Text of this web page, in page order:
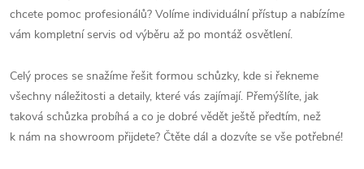
chcete pomoc profesionálů? Volíme individuální přístup a nabízíme
vám kompletní servis od výběru až po montáž osvětlení.
Celý proces se snažíme řešit formou schůzky, kde si řekneme
všechny náležitosti a detaily, které vás zajímají. Přemýšlíte, jak
taková schůzka probíhá a co je dobré vědět ještě předtím, než
k nám na showroom přijdete? Čtěte dál a dozvíte se vše potřebné!